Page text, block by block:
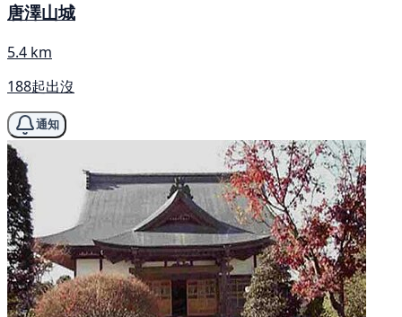
唐澤山城
5.4 km
188起出沒
通知